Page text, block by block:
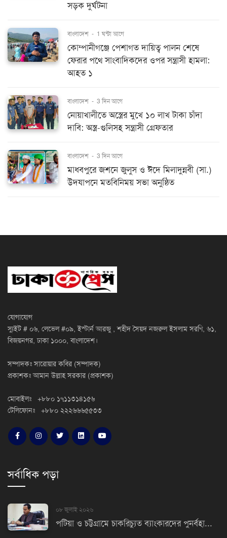
সড়ক দুর্ঘটনা
বাংলাদেশ - 1 ঘন্টা আগে
কোম্পানীগঞ্জে পেশাগত দায়িত্ব পালন শেষে
ফেরার পথে সাংবাদিকদের ওপর সন্ত্রাসী হামলা:
আহত ১
বাংলাদেশ - 3 দিন আগে
নোয়াখালীতে অস্ত্রের মুখে ১০ লাখ টাকা চাঁদা
দাবি: অস্ত্র-গুলিসহ সন্ত্রাসী গ্রেফতার
বাংলাদেশ - 3 দিন আগে
মাধবপুরে জশনে জুলুস ও ঈদে মিলাদুন্নবী (সা.)
উদযাপনে মতবিনিময় সভা অনুষ্ঠিত
যোগাযোগ
স্যুইট # ০৬, লেভেল #০৯, ইস্টার্ন আরজু , শহীদ সৈয়দ নজরুল ইসলাম সরণি, ৬১,
বিজয়নগর, ঢাকা ১০০০, বাংলাদেশ।
সম্পাদকঃ সারোয়ার কবির (সম্পাদক)
প্রকাশকঃ আমান উল্লাহ সরকার (প্রকাশক)
মোবাইলঃ +৮৮০ ১৭১১৩১৪১৫৬
টেলিফোনঃ +৮৮০ ২২২৬৬৬৫৫৩৩
সর্বাধিক পড়া
০৮ জুলাই ২০২৬
পটিয়া ও চট্টগ্রামে চাকরিচ্যুত ব্যাংকারদের পুনর্বহা...